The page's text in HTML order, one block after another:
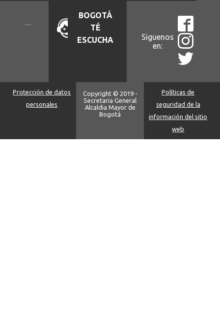
BOGOTÁ
TÉ
ESCUCHA
Siguenos
en:
Protección de datos
personales
Copyright © 2019 -
Secretaria General
Alcaldia Mayor de
Bogotá
Políticas de
seguridad de la
información del sitio
web